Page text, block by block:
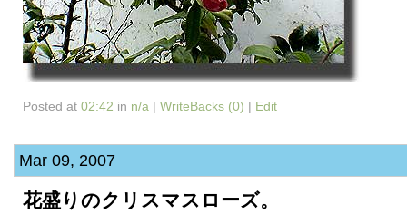
Posted at 02:42 in n/a | WriteBacks (0) | Edit
Mar 09, 2007
花盛りのクリスマスローズ。